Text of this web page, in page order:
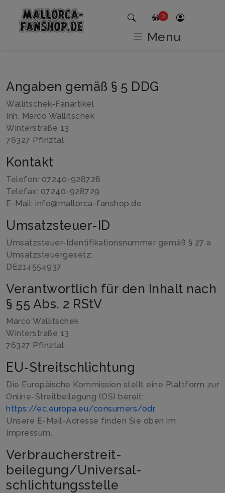
Home Impressum
Angaben gemäß § 5 DDG
Wallitschek-Fanartikel
Inh. Marco Wallitschek
Winterstraße 13
76327 Pfinztal
Kontakt
Telefon: 07240-928728
Telefax: 07240-928729
E-Mail: info@mallorca-fanshop.de
Umsatzsteuer-ID
Umsatzsteuer-Identifikationsnummer gemäß § 27 a
Umsatzsteuergesetz:
DE214554937
Verantwortlich für den Inhalt nach
§ 55 Abs. 2 RStV
Marco Wallitschek
Winterstraße 13
76327 Pfinztal
EU-Streitschlichtung
Die Europäische Kommission stellt eine Plattform zur
Online-Streitbeilegung (OS) bereit:
https://ec.europa.eu/consumers/odr.
Unsere E-Mail-Adresse finden Sie oben im
Impressum.
Verbraucher­streit­
beilegung/Universal­
schlichtungs­stelle
0
Menu